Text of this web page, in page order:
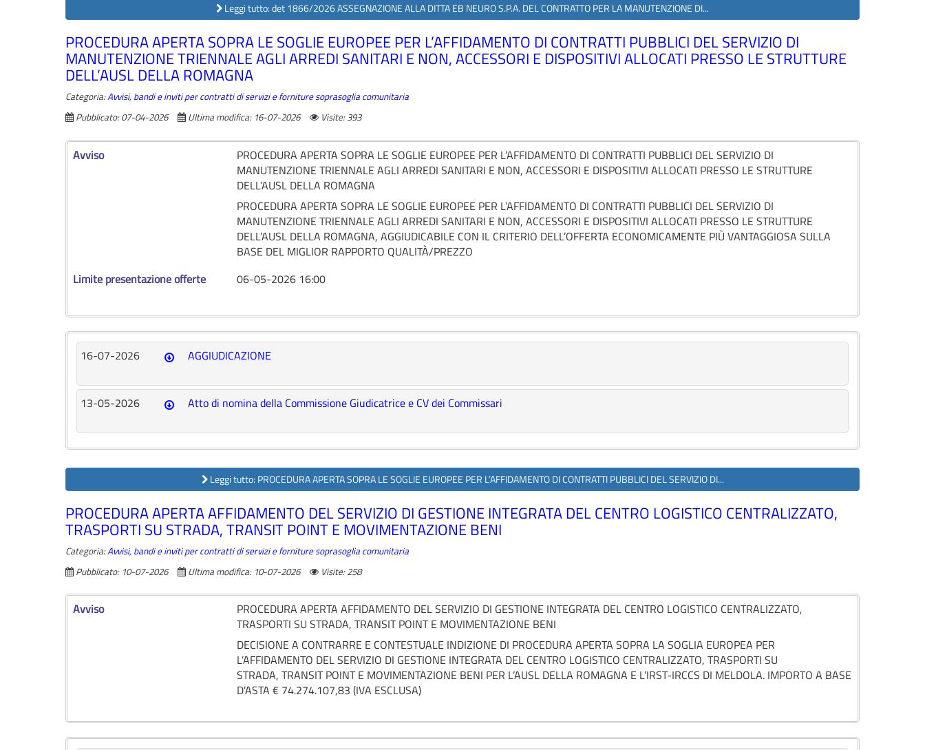
Leggi tutto: det 1866/2026 ASSEGNAZIONE ALLA DITTA EB NEURO S.P.A. DEL CONTRATTO PER LA MANUTENZIONE DI...
PROCEDURA APERTA SOPRA LE SOGLIE EUROPEE PER L’AFFIDAMENTO DI CONTRATTI PUBBLICI DEL SERVIZIO DI
MANUTENZIONE TRIENNALE AGLI ARREDI SANITARI E NON, ACCESSORI E DISPOSITIVI ALLOCATI PRESSO LE STRUTTURE
DELL’AUSL DELLA ROMAGNA
Categoria:Avvisi, bandi e inviti per contratti di servizi e forniture soprasoglia comunitaria
Pubblicato: 07-04-2026
Ultima modifica: 16-07-2026 Visite: 393
Avviso
PROCEDURA APERTA SOPRA LE SOGLIE EUROPEE PER L’AFFIDAMENTO DI CONTRATTI PUBBLICI DEL SERVIZIO DI
MANUTENZIONE TRIENNALE AGLI ARREDI SANITARI E NON, ACCESSORI E DISPOSITIVI ALLOCATI PRESSO LE STRUTTURE
DELL’AUSL DELLA ROMAGNA
PROCEDURA APERTA SOPRA LE SOGLIE EUROPEE PER L’AFFIDAMENTO DI CONTRATTI PUBBLICI DEL SERVIZIO DI
MANUTENZIONE TRIENNALE AGLI ARREDI SANITARI E NON, ACCESSORI E DISPOSITIVI ALLOCATI PRESSO LE STRUTTURE
DELL’AUSL DELLA ROMAGNA, AGGIUDICABILE CON IL CRITERIO DELL’OFFERTA ECONOMICAMENTE PIÙ VANTAGGIOSA SULLA
BASE DEL MIGLIOR RAPPORTO QUALITÀ/PREZZO
Limite presentazione offerte
06-05-2026 16:00
16-07-2026 AGGIUDICAZIONE
13-05-2026 Atto di nomina della Commissione Giudicatrice e CV dei Commissari
Leggi tutto: PROCEDURA APERTA SOPRA LE SOGLIE EUROPEE PER L’AFFIDAMENTO DI CONTRATTI PUBBLICI DEL SERVIZIO DI...
PROCEDURA APERTA AFFIDAMENTO DEL SERVIZIO DI GESTIONE INTEGRATA DEL CENTRO LOGISTICO CENTRALIZZATO,
TRASPORTI SU STRADA, TRANSIT POINT E MOVIMENTAZIONE BENI
Categoria:Avvisi, bandi e inviti per contratti di servizi e forniture soprasoglia comunitaria
Pubblicato: 10-07-2026
Ultima modifica: 10-07-2026 Visite: 258
Avviso
PROCEDURA APERTA AFFIDAMENTO DEL SERVIZIO DI GESTIONE INTEGRATA DEL CENTRO LOGISTICO CENTRALIZZATO,
TRASPORTI SU STRADA, TRANSIT POINT E MOVIMENTAZIONE BENI
DECISIONE A CONTRARRE E CONTESTUALE INDIZIONE DI PROCEDURA APERTA SOPRA LA SOGLIA EUROPEA PER
L’AFFIDAMENTO DEL SERVIZIO DI GESTIONE INTEGRATA DEL CENTRO LOGISTICO CENTRALIZZATO, TRASPORTI SU
STRADA, TRANSIT POINT E MOVIMENTAZIONE BENI PER L’AUSL DELLA ROMAGNA E L’IRST-IRCCS DI MELDOLA. IMPORTO A BASE
D’ASTA € 74.274.107,83 (IVA ESCLUSA)